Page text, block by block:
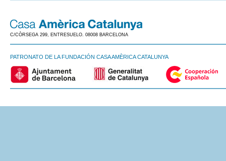
C/CÒRSEGA 299, ENTRESUELO. 08008 BARCELONA
PATRONATO DE LA FUNDACIÓN CASA AMÈRICA CATALUNYA